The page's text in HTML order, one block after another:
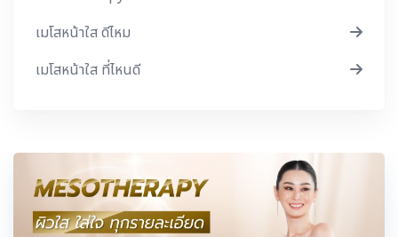
เมโสหน้าใส ดีไหม
เมโสหน้าใส ที่ไหนดี